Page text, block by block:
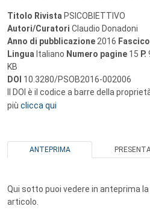
Titolo Rivista PSICOBIETTIVO
Autori/Curatori Claudio Donadoni
Anno di pubblicazione 2016
Lingua Italiano Numero pagine 15 P.
KB
DOI 10.3280/PSOB2016-002006
Il DOI è il codice a barre della
più clicca qui
ANTEPRIMA
Qui sotto puoi vedere in anteprima
articolo.